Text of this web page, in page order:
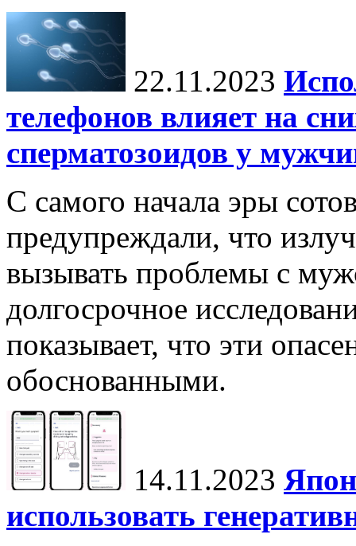
22.11.2023
телефонов влияет на
сперматозоидов у
С самого начала эры
предупреждали, что
вызывать проблемы с
долгосрочное
показывает, что эти
обоснованными.
14.11.2023
использовать